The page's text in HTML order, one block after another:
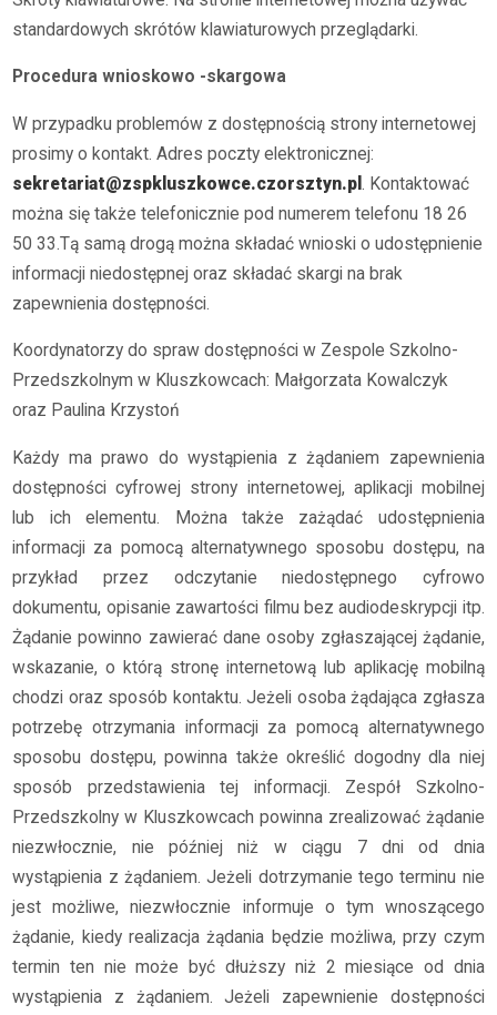
standardowych skrótów klawiaturowych przeglądarki.
Procedura wnioskowo -skargowa
W przypadku problemów z dostępnością strony internetowej
prosimy o kontakt. Adres poczty elektronicznej:
sekretariat@zspkluszkowce.czorsztyn.pl. Kontaktować
można się także telefonicznie pod numerem telefonu 18 26
50 33.Tą samą drogą można składać wnioski o udostępnienie
informacji niedostępnej oraz składać skargi na brak
zapewnienia dostępności.
Koordynatorzy do spraw dostępności w Zespole Szkolno-
Przedszkolnym w Kluszkowcach: Małgorzata Kowalczyk
oraz Paulina Krzystoń
Każdy ma prawo do wystąpienia z żądaniem zapewnienia
dostępności cyfrowej strony internetowej, aplikacji mobilnej
lub ich elementu. Można także zażądać udostępnienia
informacji za pomocą alternatywnego sposobu dostępu, na
przykład przez odczytanie niedostępnego cyfrowo
dokumentu, opisanie zawartości filmu bez audiodeskrypcji itp.
Żądanie powinno zawierać dane osoby zgłaszającej żądanie,
wskazanie, o którą stronę internetową lub aplikację mobilną
chodzi oraz sposób kontaktu. Jeżeli osoba żądająca zgłasza
potrzebę otrzymania informacji za pomocą alternatywnego
sposobu dostępu, powinna także określić dogodny dla niej
sposób przedstawienia tej informacji. Zespół Szkolno-
Przedszkolny w Kluszkowcach powinna zrealizować żądanie
niezwłocznie, nie później niż w ciągu 7 dni od dnia
wystąpienia z żądaniem. Jeżeli dotrzymanie tego terminu nie
jest możliwe, niezwłocznie informuje o tym wnoszącego
żądanie, kiedy realizacja żądania będzie możliwa, przy czym
termin ten nie może być dłuższy niż 2 miesiące od dnia
wystąpienia z żądaniem. Jeżeli zapewnienie dostępności